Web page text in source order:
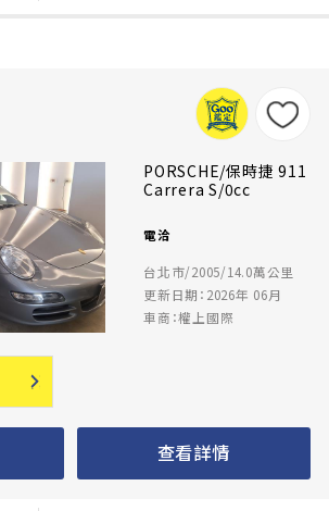
PORSCHE/保時捷 911
Carrera S/0cc
電洽
台北市/2005/14.0萬公里
更新日期：2026年 06月
車商：權上國際
查看詳情